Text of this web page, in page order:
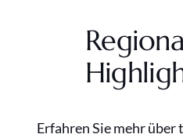
Erfahren Sie mehr